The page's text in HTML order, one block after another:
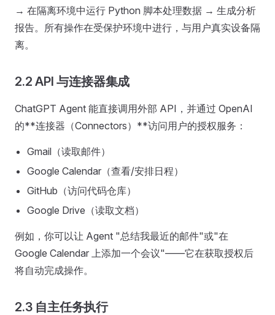
→ 在隔离环境中运行 Python 脚本处理数据 → 生成分析
报告。所有操作在受保护环境中进行，与用户真实设备隔
离。
2.2 API 与连接器集成
ChatGPT Agent 能直接调用外部 API，并通过 OpenAI
的**连接器（Connectors）**访问用户的授权服务：
Gmail（读取邮件）
Google Calendar（查看/安排日程）
GitHub（访问代码仓库）
Google Drive（读取文档）
例如，你可以让 Agent "总结我最近的邮件"或"在
Google Calendar 上添加一个会议"——它在获取授权后
将自动完成操作。
2.3 自主任务执行